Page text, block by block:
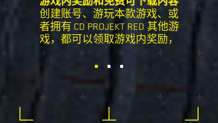
主机
创建账号、游玩本款游戏、或
者拥有 CD PROJEKT RED 其他游
戏，都可以领取游戏内奖励，
获取